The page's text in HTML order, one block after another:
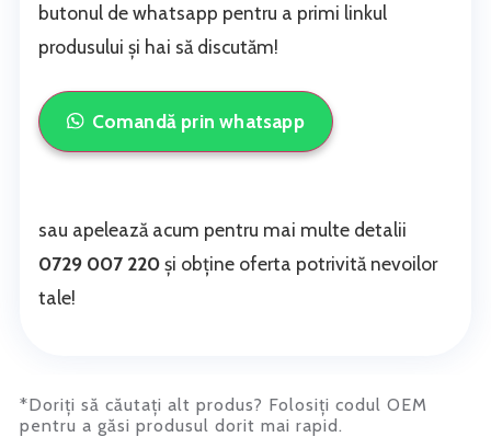
butonul de whatsapp pentru a primi linkul
produsului și hai să discutăm!
Comandă prin whatsapp
sau apelează acum pentru mai multe detalii
0729 007 220și obține oferta potrivită nevoilor
tale!
*Doriți să căutați alt produs? Folosiți codul OEM
pentru a găsi produsul dorit mai rapid.